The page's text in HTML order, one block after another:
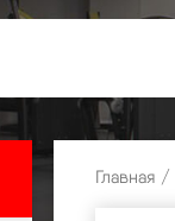
Главная /